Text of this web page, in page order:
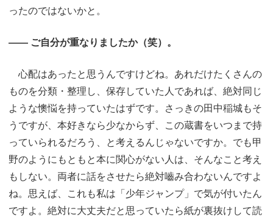
ったのではないかと。
―― ご自分が重なりましたか（笑）。
心配はあったと思うんですけどね。あれだけたくさんの
ものを分類・整理し、保存していた人であれば、絶対同じ
ような懊悩を持っていたはずです。さっきの田中稲城もそ
うですが、本好きなら少なからず、この蔵書をいつまで持
っていられるだろう、と考えるんじゃないですか。でも甲
野のようにもともと本に関心がない人は、そんなこと考え
もしない。両者に話をさせたら絶対嚙み合わないんですよ
ね。思えば、これも私は「少年ジャンプ」で気が付いたん
ですよ。絶対に大丈夫だと思っていたら紙が裏抜けして読